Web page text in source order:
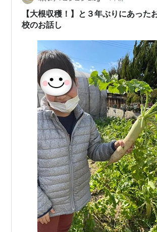
き…
【大根収穫！】と３年ぶりにあった
校のお話し